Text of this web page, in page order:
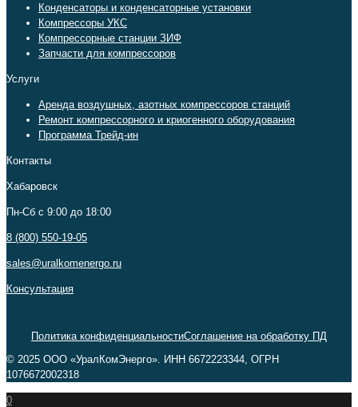
Конденсаторы и конденсаторные установки
Компрессоры УКС
Компрессорные станции ЗИФ
Запчасти для компрессоров
Услуги
Аренда воздушных, азотных компрессоров станций
Ремонт компрессорного и криогенного оборудования
Программа Трейд-ин
Контакты
Хабаровск
Пн-Сб c 9:00 до 18:00
8 (800) 550-19-05
sales@uralkomenergo.ru
Консультация
Политика конфиденциальностиСоглашение на обработку ПД
© 2025 ООО «УралКомЭнерго». ИНН 6672223344, ОГРН
1076672002318
0